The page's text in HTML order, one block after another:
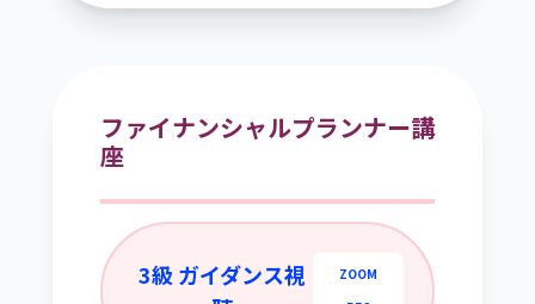
ファイナンシャルプランナー講
座
3級 ガイダンス視
ZOOM